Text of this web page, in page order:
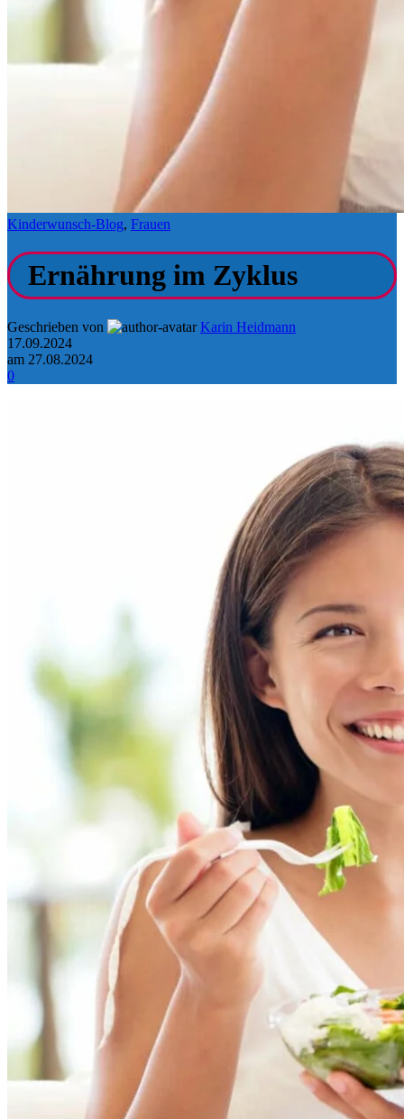
Kinderwunsch-Blog, Frauen
Ernährung im Zyklus
Geschrieben von
Karin Heidmann
17.09.2024
am 27.08.2024
0